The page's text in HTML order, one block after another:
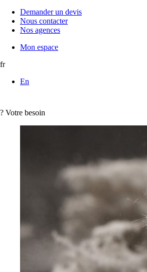
Demander un devis
Nous contacter
Nos agences
Mon espace
fr
En
? Votre besoin